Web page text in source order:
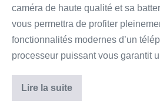
caméra de haute qualité et sa
vous permettra de profiter
fonctionnalités modernes d’un
processeur puissant vous garantit
Lire la suite